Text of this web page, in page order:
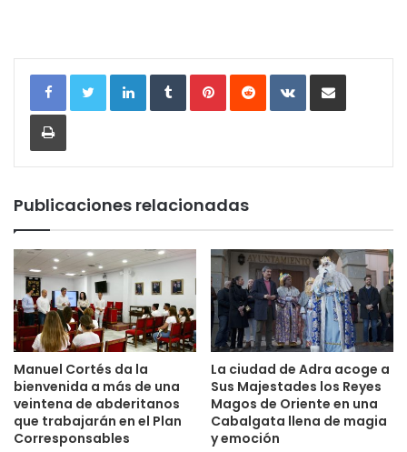
LinkedInTumblrPinterestReddit VKontakteCompartir por correo
Imprimir
Publicaciones relacionadas
Manuel Cortés da la
bienvenida a más de una
veintena de abderitanos
que trabajarán en el Plan
Corresponsables
La ciudad de Adra acoge a
Sus Majestades los Reyes
Magos de Oriente en una
Cabalgata llena de magia
y emoción